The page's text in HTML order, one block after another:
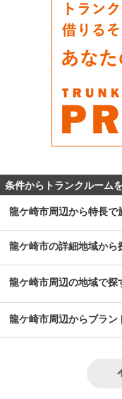
条件からトランクルーム
龍ケ崎市周辺から特長で
龍ケ崎市の詳細地域から
龍ケ崎市周辺の地域で探
龍ケ崎市周辺からブラン